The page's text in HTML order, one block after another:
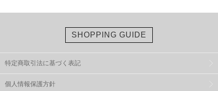
SHOPPING GUIDE
特定商取引法に基づく表記
個人情報保護方針